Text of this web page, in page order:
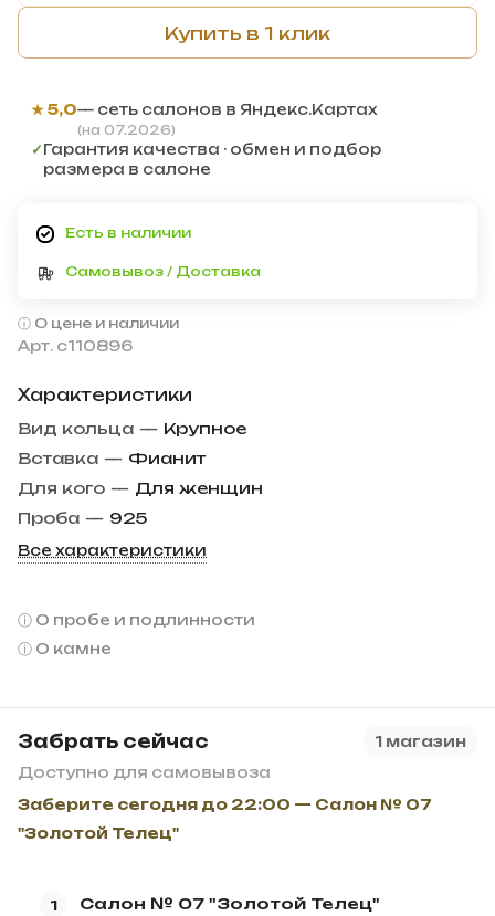
Арт. с110896
Характеристики
Вид кольца — Крупное
Вставка — Фианит
Для кого — Для женщин
Проба — 925
Все характеристики
О пробе и подлинности
О камне
Забрать сейчас
1 магазин
Доступно для самовывоза
Заберите сегодня до 22:00 — Салон № 07
"Золотой Телец"
1
Салон № 07 "Золотой Телец"
Купить в 1 клик
★ 5,0— сеть салонов в Яндекс.Картах
(на 07.2026)
✓Гарантия качества · обмен и подбор
размера в салоне
Есть в наличии
Самовывоз / Доставка
О цене и наличии